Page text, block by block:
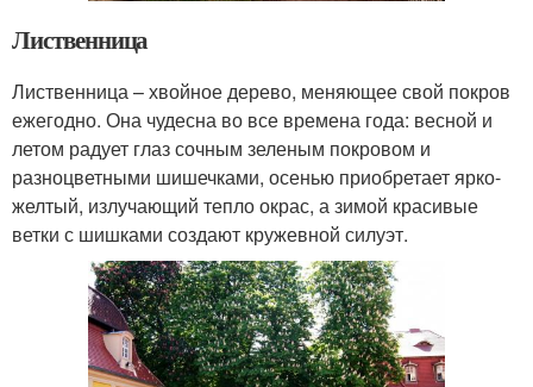
Лиственница
Лиственница – хвойное дерево, меняющее свой покров
ежегодно. Она чудесна во все времена года: весной и
летом радует глаз сочным зеленым покровом и
разноцветными шишечками, осенью приобретает ярко-
желтый, излучающий тепло окрас, а зимой красивые
ветки с шишками создают кружевной силуэт.